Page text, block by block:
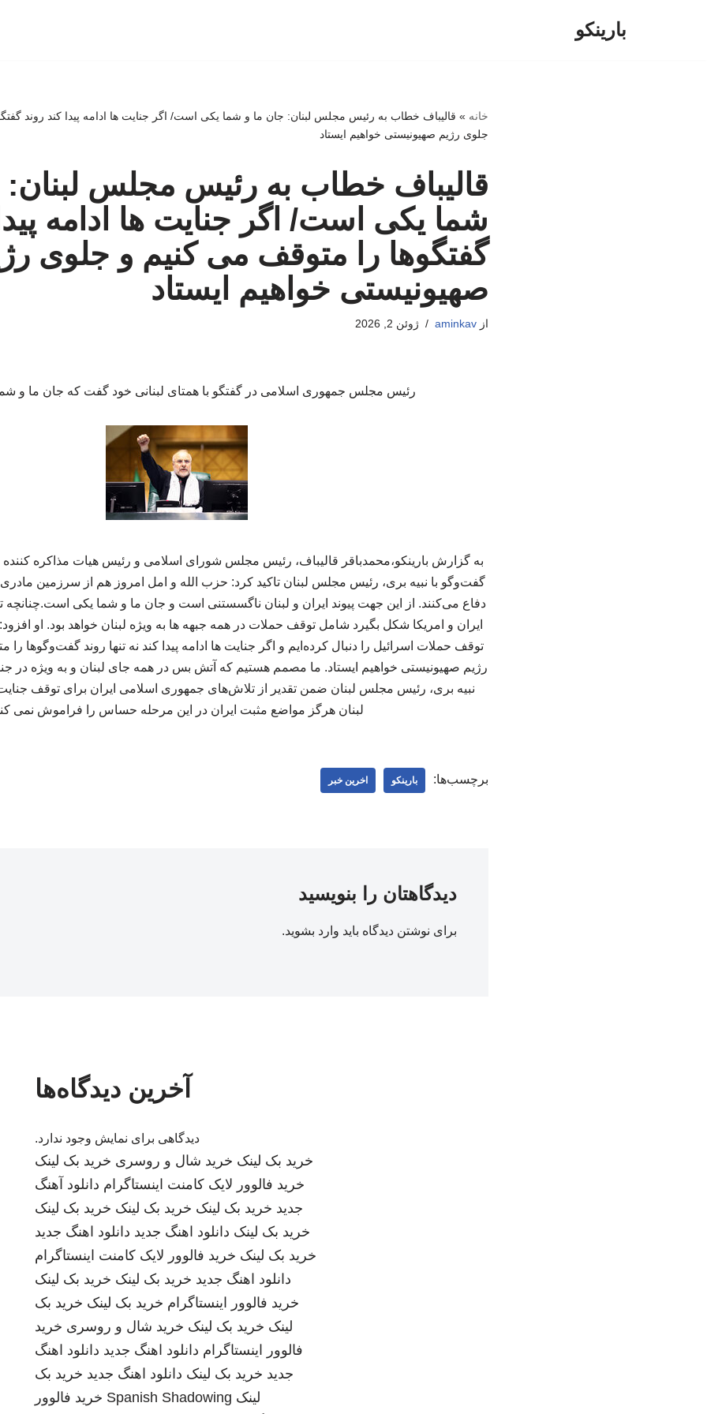
بارینکو
خانه » قالیباف خطاب به رئیس مجلس لبنان: جان ما و شما یکی است/ اگر جنایت ها ادامه پیدا کند روند
جلوی رژیم صهیونیستی خواهیم ایستاد
قالیباف خطاب به رئیس مجلس لبنان:
شما یکی است/ اگر جنایت ها ادامه
گفتگوها را متوقف می کنیم و جلوی
صهیونیستی خواهیم ایستاد
ازaminkav ژوئن 2, 2026
رئیس مجلس جمهوری اسلامی در گفتگو با همتای لبنانی خود گفت که جان ما و
به گزارش بارینکو،محمدباقر قالیباف، رئیس مجلس شورای اسلامی و رئیس هیات مذاکره
گفت‌وگو با نبیه بری، رئیس مجلس لبنان تاکید کرد: حزب الله و امل امروز هم از سرزمین
دفاع می‌کنند. از این جهت پیوند ایران و لبنان ناگسستنی است و جان ما و شما یکی است.چنانچه
توقف حملات اسرائیل را دنبال کرده‌ایم و اگر جنایت ها ادامه پیدا کند نه تنها روند گفت‌وگوها
رژیم صهیونیستی خواهیم ایستاد. ما مصمم هستیم که آتش بس در همه جای لبنان و به ویژه در
نبیه بری، رئیس مجلس لبنان ضمن تقدیر از تلاش‌های جمهوری اسلامی ایران برای توقف
لبنان هرگز مواضع مثبت ایران در این مرحله حساس را فراموش نمی
برچسب‌ها: بارینکو اخرین خبر
دیدگاهتان را بنویسید
برای نوشتن دیدگاه باید وارد بشوید.
آخرین دیدگاه‌ها
دیدگاهی برای نمایش وجود ندارد.
خرید بک لینک خرید شال و روسری خرید بک لینک
خرید فالوور لایک کامنت اینستاگرام دانلود آهنگ
جدید خرید بک لینک خرید بک لینک خرید بک لینک
خرید بک لینک دانلود اهنگ جدید دانلود اهنگ جدید
خرید بک لینک خرید فالوور لایک کامنت اینستاگرام
دانلود اهنگ جدید خرید بک لینک خرید بک لینک
خرید فالوور اینستاگرام خرید بک لینک خرید بک
لینک خرید بک لینک خرید شال و روسری خرید
فالوور اینستاگرام دانلود اهنگ جدید دانلود اهنگ
جدید خرید بک لینک دانلود اهنگ جدید خرید بک
لینک Spanish Shadowing خرید فالوور